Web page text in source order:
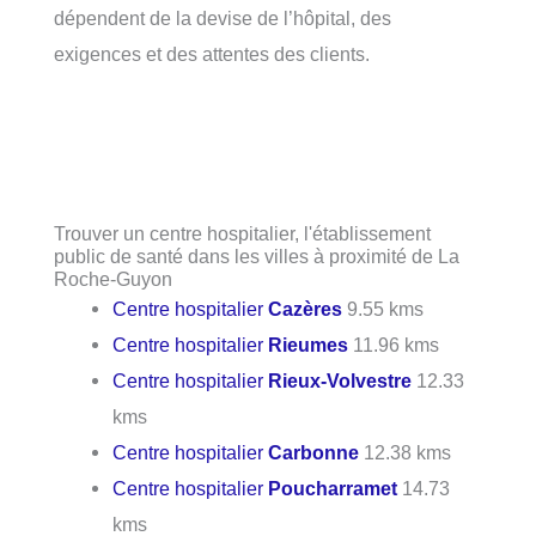
dépendent de la devise de l’hôpital, des
exigences et des attentes des clients.
Trouver un centre hospitalier, l'établissement
public de santé dans les villes à proximité de La
Roche-Guyon
Centre hospitalierCazères 9.55 kms
Centre hospitalier Rieumes 11.96 kms
Centre hospitalier Rieux-Volvestre 12.33
kms
Centre hospitalierCarbonne 12.38 kms
Centre hospitalier Poucharramet 14.73
kms